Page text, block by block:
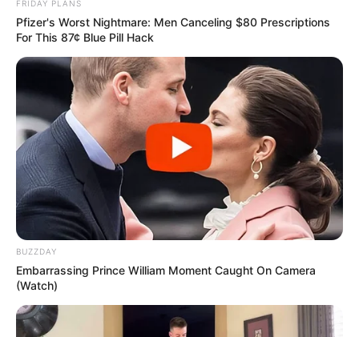
💔 Ma pontosan 4 hete, hétfőn, 23:15 környékén
FRIDAY PLANS
Pfizer's Worst Nightmare: Men Canceling $80 Prescriptions
For This 87¢ Blue Pill Hack
BUZZDAY
Embarrassing Prince William Moment Caught On Camera
(Watch)